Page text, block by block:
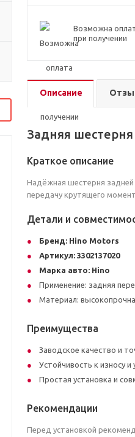
Возможна
при получении
Описание
Задняя
Краткое описание
Надёжная шестерня задней
передачу крутящего
Детали и
Бренд: Hino Motors
Артикул: 3302137020
Марка авто: Hino
Применение: задняя
Материал:
Преимущества
Заводское качество и
Устойчивость к износу
Простая установка и
Рекомендации
Перед установкой